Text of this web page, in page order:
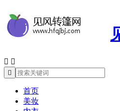
 

首页
美妆